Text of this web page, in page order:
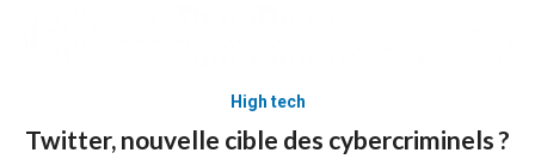
High tech
Twitter, nouvelle cible des cybercriminels ?